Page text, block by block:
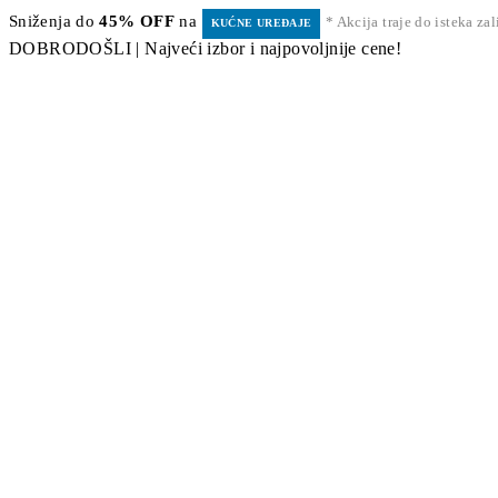
Sniženja do45% OFF na KUĆNE UREĐAJE * Akcija traje do isteka
DOBRODOŠLI | Najveći izbor i najpovoljnije cene!